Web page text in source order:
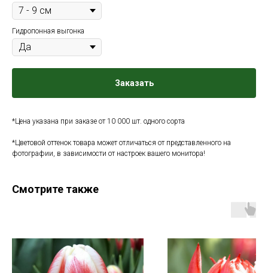
Гидропонная выгонка
Заказать
*Цена указана при заказе от 10 000 шт. одного сорта
*Цветовой оттенок товара может отличаться от представленного на
фотографии, в зависимости от настроек вашего монитора!
Смотрите также